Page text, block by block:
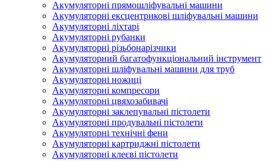
Акумуляторні прямошліфувальні машини
Акумуляторні ексцентрикові шліфувальні машини
Акумуляторні ліхтарі
Акумуляторні рубанки
Акумуляторні різьбонарізчики
Акумуляторний багатофункціональний інструмент
Акумуляторні шліфувальні машини для труб
Акумуляторні ножиці
Акумуляторні компресори
Акумуляторні цвяхозабивачі
Акумуляторні заклепувальні пістолети
Акумуляторні продувальні пістолети
Акумуляторні технічні фени
Акумуляторні картриджні пістолети
Акумуляторні клеєві пістолети